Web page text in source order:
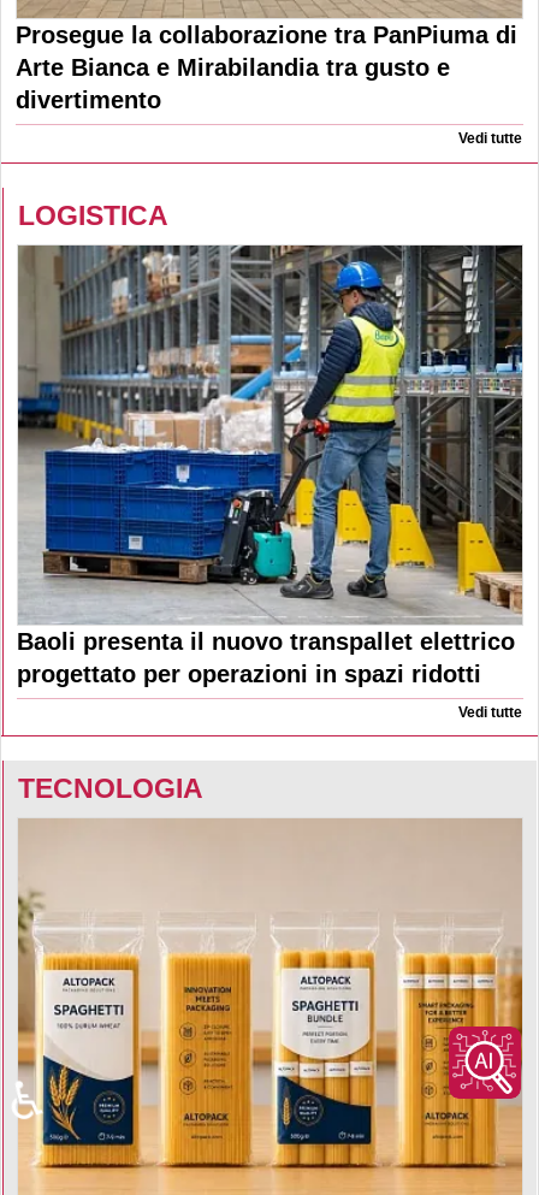
Prosegue la collaborazione tra PanPiuma di
Arte Bianca e Mirabilandia tra gusto e
divertimento
Vedi tutte
LOGISTICA
Baoli presenta il nuovo transpallet elettrico
progettato per operazioni in spazi ridotti
Vedi tutte
TECNOLOGIA